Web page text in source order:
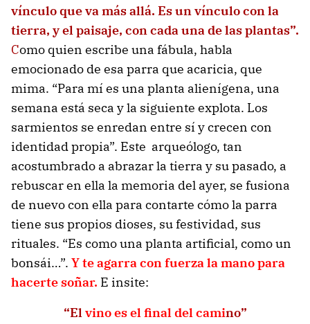
vínculo que va más allá. Es un vínculo con la
tierra, y el paisaje, con cada una de las plantas”.
Como quien escribe una fábula, habla
emocionado de esa parra que acaricia, que
mima. “Para mí es una planta alienígena, una
semana está seca y la siguiente explota. Los
sarmientos se enredan entre sí y crecen con
identidad propia”. Este arqueólogo, tan
acostumbrado a abrazar la tierra y su pasado, a
rebuscar en ella la memoria del ayer, se fusiona
de nuevo con ella para contarte cómo la parra
tiene sus propios dioses, su festividad, sus
rituales. “Es como una planta artificial, como un
bonsái…”. Y te agarra con fuerza la mano para
hacerte soñar. E insite:
“Elvino es el final del camino”